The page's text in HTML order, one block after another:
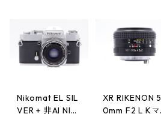
Nikomat EL SIL
VER + 非AI NIK
XR RIKENON 5
0mm F2 L Kマ